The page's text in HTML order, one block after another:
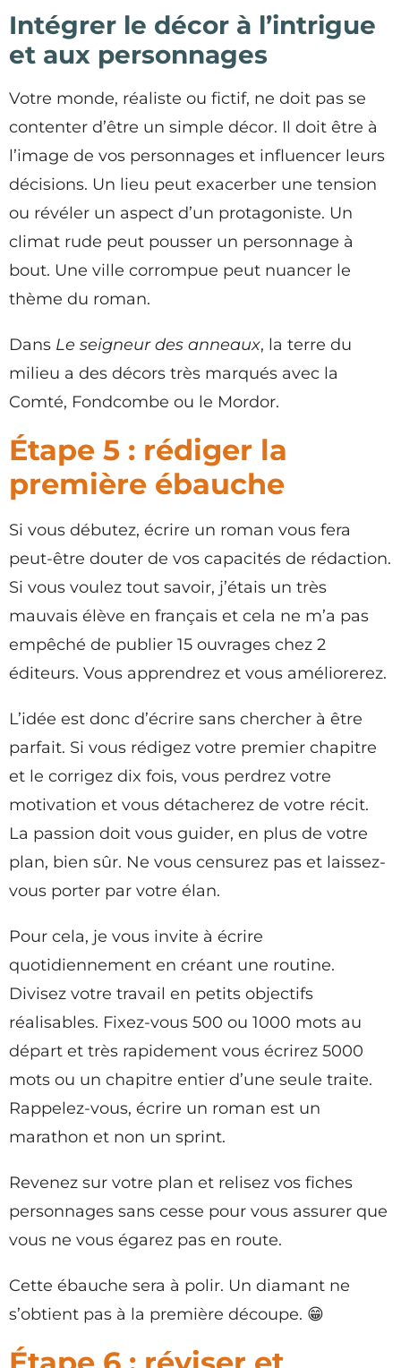
Intégrer le décor à l’intrigue
et aux personnages
Votre monde, réaliste ou fictif, ne doit pas se
contenter d’être un simple décor. Il doit être à
l’image de vos personnages et influencer leurs
décisions. Un lieu peut exacerber une tension
ou révéler un aspect d’un protagoniste. Un
climat rude peut pousser un personnage à
bout. Une ville corrompue peut nuancer le
thème du roman.
Dans Le seigneur des anneaux, la terre du
milieu a des décors très marqués avec la
Comté, Fondcombe ou le Mordor.
Étape 5 : rédiger la
première ébauche
Si vous débutez, écrire un roman vous fera
peut-être douter de vos capacités de rédaction.
Si vous voulez tout savoir, j’étais un très
mauvais élève en français et cela ne m’a pas
empêché de publier 15 ouvrages chez 2
éditeurs. Vous apprendrez et vous améliorerez.
L’idée est donc d’écrire sans chercher à être
parfait. Si vous rédigez votre premier chapitre
et le corrigez dix fois, vous perdrez votre
motivation et vous détacherez de votre récit.
La passion doit vous guider, en plus de votre
plan, bien sûr. Ne vous censurez pas et laissez-
vous porter par votre élan.
Pour cela, je vous invite à écrire
quotidiennement en créant une routine.
Divisez votre travail en petits objectifs
réalisables. Fixez-vous 500 ou 1000 mots au
départ et très rapidement vous écrirez 5000
mots ou un chapitre entier d’une seule traite.
Rappelez-vous, écrire un roman est un
marathon et non un sprint.
Revenez sur votre plan et relisez vos fiches
personnages sans cesse pour vous assurer que
vous ne vous égarez pas en route.
Cette ébauche sera à polir. Un diamant ne
s’obtient pas à la première découpe. 😁